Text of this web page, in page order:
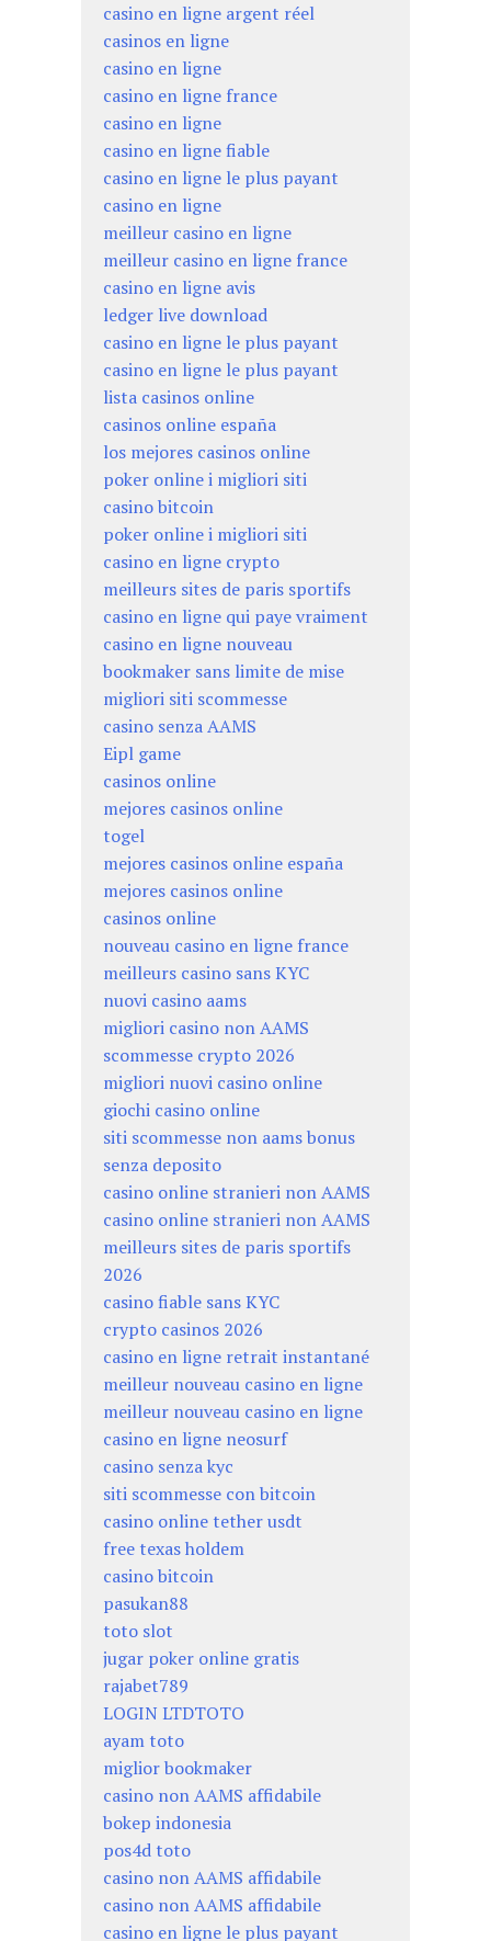
casino en ligne argent réel
casinos en ligne
casino en ligne
casino en ligne france
casino en ligne
casino en ligne fiable
casino en ligne le plus payant
casino en ligne
meilleur casino en ligne
meilleur casino en ligne france
casino en ligne avis
ledger live download
casino en ligne le plus payant
casino en ligne le plus payant
lista casinos online
casinos online españa
los mejores casinos online
poker online i migliori siti
casino bitcoin
poker online i migliori siti
casino en ligne crypto
meilleurs sites de paris sportifs
casino en ligne qui paye vraiment
casino en ligne nouveau
bookmaker sans limite de mise
migliori siti scommesse
casino senza AAMS
Eipl game
casinos online
mejores casinos online
togel
mejores casinos online españa
mejores casinos online
casinos online
nouveau casino en ligne france
meilleurs casino sans KYC
nuovi casino aams
migliori casino non AAMS
scommesse crypto 2026
migliori nuovi casino online
giochi casino online
siti scommesse non aams bonus
senza deposito
casino online stranieri non AAMS
casino online stranieri non AAMS
meilleurs sites de paris sportifs
2026
casino fiable sans KYC
crypto casinos 2026
casino en ligne retrait instantané
meilleur nouveau casino en ligne
meilleur nouveau casino en ligne
casino en ligne neosurf
casino senza kyc
siti scommesse con bitcoin
casino online tether usdt
free texas holdem
casino bitcoin
pasukan88
toto slot
jugar poker online gratis
rajabet789
LOGIN LTDTOTO
ayam toto
miglior bookmaker
casino non AAMS affidabile
bokep indonesia
pos4d toto
casino non AAMS affidabile
casino non AAMS affidabile
casino en ligne le plus payant